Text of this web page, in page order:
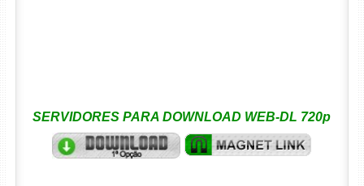
SERVIDORES PARA DOWNLOAD WEB-DL 720p